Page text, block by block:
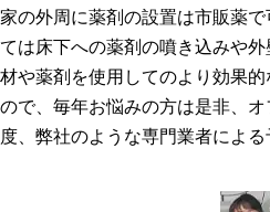
家の外周に薬剤の設置は市販薬
ては床下への薬剤の噴き込みや
材や薬剤を使用してのより効果
ので、毎年お悩みの方は是非、
度、弊社のような専門業者による